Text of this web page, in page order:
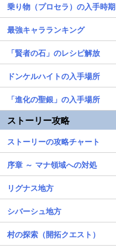
乗り物（プロセラ）の入手時期
最強キャラランキング
「賢者の石」のレシピ解放
ドンケルハイトの入手場所
「進化の聖銀」の入手場所
ストーリー攻略
ストーリーの攻略チャート
序章 ～ マナ領域への対処
リグナス地方
シバーシュ地方
村の探索（開拓クエスト）